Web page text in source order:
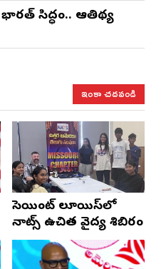
భారత్ సిద్ధం.. ఆతిథ్య
ఇంకా చదవండి
సెయింట్ లూయిస్‌లో
నాట్స్ ఉచిత వైద్య శిబిరం